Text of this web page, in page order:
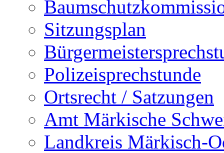
Sitzungsplan
Polizeisprechstunde
Ortsrecht / Satzungen
Amt Märkische
Landkreis Märkisch-